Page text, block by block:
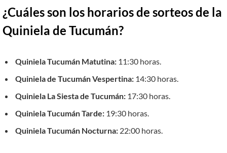
¿Cuáles son los horarios de sorteos de la
Quiniela de Tucumán?
Quiniela Tucumán Matutina: 11:30 horas.
Quiniela de Tucumán Vespertina: 14:30 horas.
Quiniela La Siesta de Tucumán: 17:30 horas.
Quiniela Tucumán Tarde: 19:30 horas.
Quiniela Tucumán Nocturna: 22:00 horas.